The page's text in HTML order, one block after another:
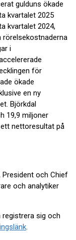
gulduns ökade
kvartalet 2025
kvartalet 2024,
rörelsekostnaderna
i
för
ökade
en ny
Björkdal
19,9 miljoner
ett nettoresultat på
President och Chief
och analytiker
registrera sig och
.